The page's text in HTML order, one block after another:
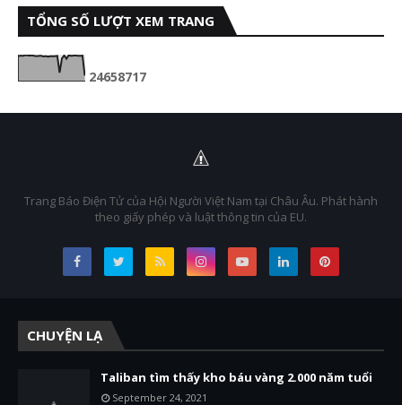
TỔNG SỐ LƯỢT XEM TRANG
24658717
Trang Báo Điện Tử của Hội Người Việt Nam tại Châu Âu. Phát hành
theo giấy phép và luật thông tin của EU.
CHUYỆN LẠ
Taliban tìm thấy kho báu vàng 2.000 năm tuổi
September 24, 2021